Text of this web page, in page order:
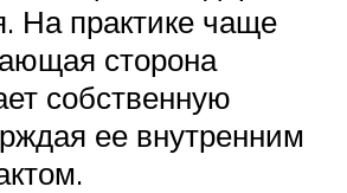
На практике чаще
сторона
собственную
ее внутренним